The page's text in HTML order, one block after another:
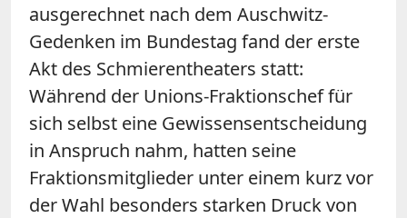
ausgerechnet nach dem Auschwitz-
Gedenken im Bundestag fand der erste
Akt des Schmierentheaters statt:
Während der Unions-Fraktionschef für
sich selbst eine Gewissensentscheidung
in Anspruch nahm, hatten seine
Fraktionsmitglieder unter einem kurz vor
der Wahl besonders starken Druck von